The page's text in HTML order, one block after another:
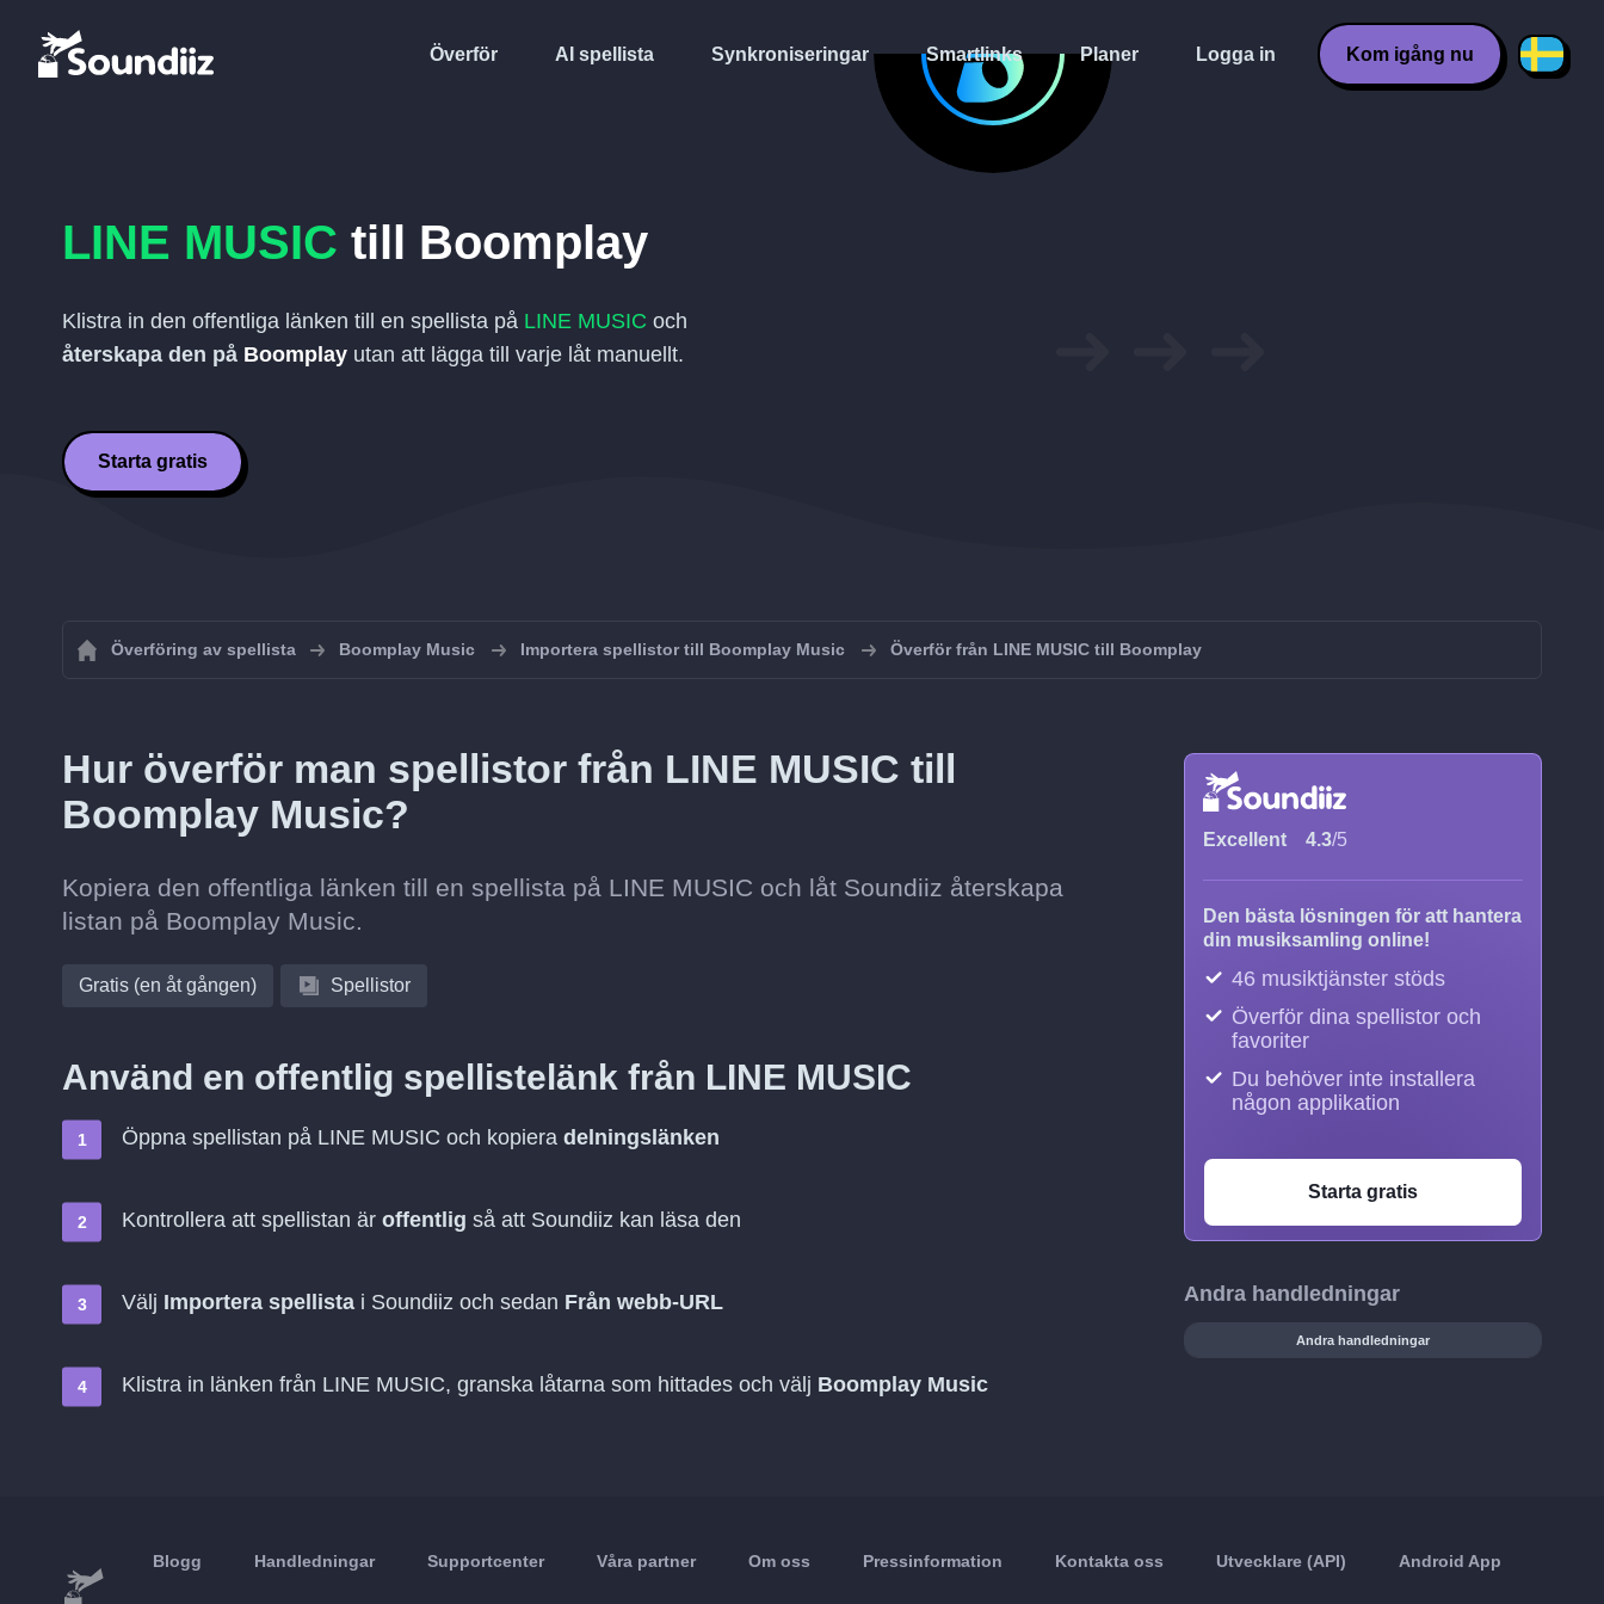
Överför AI spellista Synkroniseringar Smartlinks Planer Logga in Kom igång nu
LINE MUSIC till Boomplay
Klistra in den offentliga länken till en spellista på LINE MUSIC och
återskapa den på Boomplay utan att lägga till varje låt manuellt.
Starta gratis
Överföring av spellista Boomplay Music Importera spellistor till Boomplay Music Överför från LINE MUSIC till Boomplay
Hur överför man spellistor från LINE MUSIC till
Boomplay Music?
Kopiera den offentliga länken till en spellista på LINE MUSIC och låt Soundiiz återskapa
listan på Boomplay Music.
Gratis (en åt gången) Spellistor
Använd en offentlig spellistelänk från LINE MUSIC
Öppna spellistan på LINE MUSIC och kopiera delningslänken
Kontrollera att spellistan är offentlig så att Soundiiz kan läsa den
Välj Importera spellista i Soundiiz och sedan Från webb-URL
Klistra in länken från LINE MUSIC, granska låtarna som hittades och välj Boomplay Music
Excellent 4.3/5
Den bästa lösningen för att hantera
din musiksamling online!
46 musiktjänster stöds
Överför dina spellistor och
favoriter
Du behöver inte installera
någon applikation
Starta gratis
Andra handledningar
Andra handledningar
Blogg Handledningar Supportcenter Våra partner Om oss Pressinformation Kontakta oss Utvecklare (API) Android App